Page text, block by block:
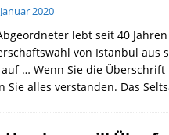
2020
lebt seit 40
von Istanbul aus
… Wenn Sie die
Sie alles verstanden. Das